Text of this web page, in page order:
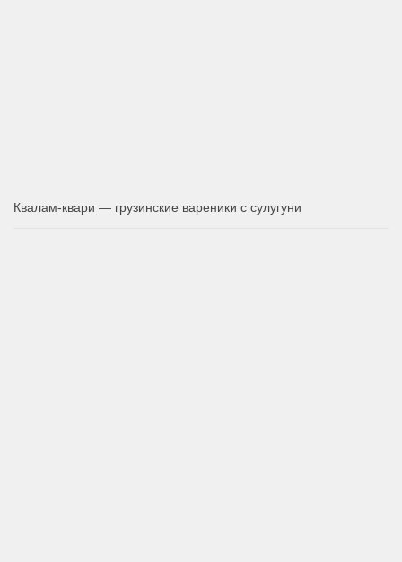
Квалам-квари — грузинские вареники с сулугуни